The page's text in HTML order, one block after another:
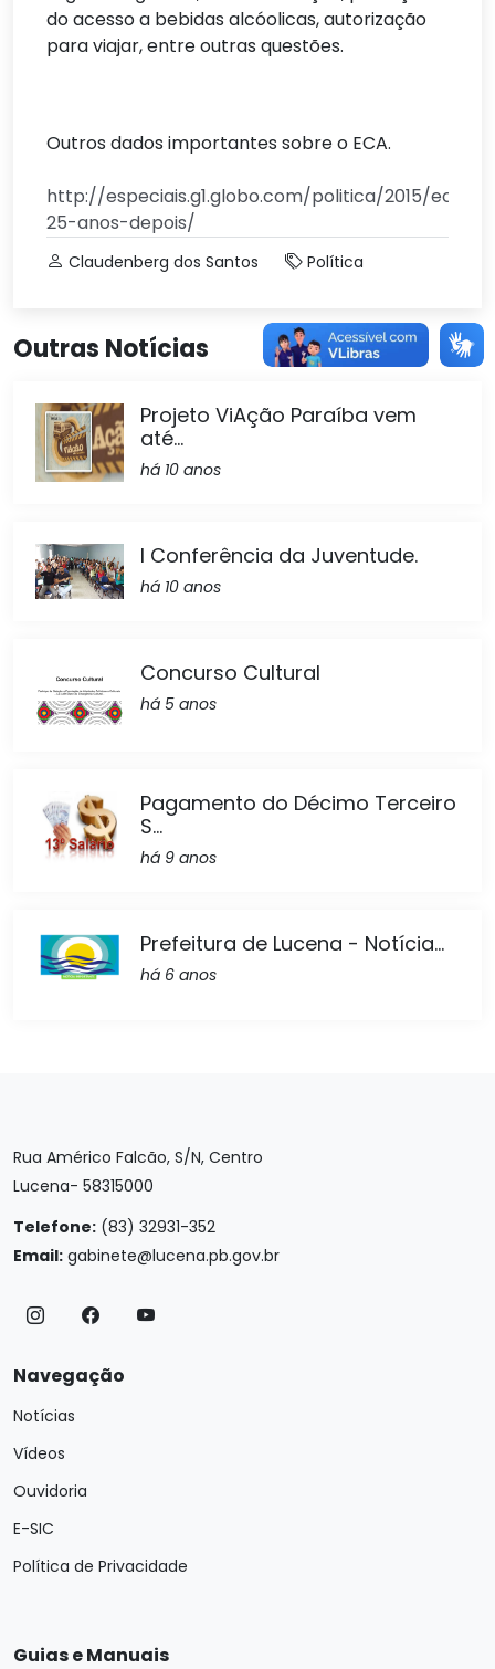
do acesso a bebidas alcóolicas, autorização
para viajar, entre outras questões.
Outros dados importantes sobre o ECA.
http://especiais.g1.globo.com/politica/2015/eca-
25-anos-depois/
Claudenberg dos Santos Política
Outras Notícias
Projeto ViAção Paraíba vem
até...
há 10 anos
I Conferência da Juventude.
há 10 anos
Concurso Cultural
há 5 anos
Pagamento do Décimo Terceiro
S...
há 9 anos
Prefeitura de Lucena - Notícia...
há 6 anos
Rua Américo Falcão, S/N, Centro
Lucena- 58315000
Telefone: (83) 32931-352
Email: gabinete@lucena.pb.gov.br
Navegação
Notícias
Vídeos
Ouvidoria
E-SIC
Política de Privacidade
Guias e Manuais